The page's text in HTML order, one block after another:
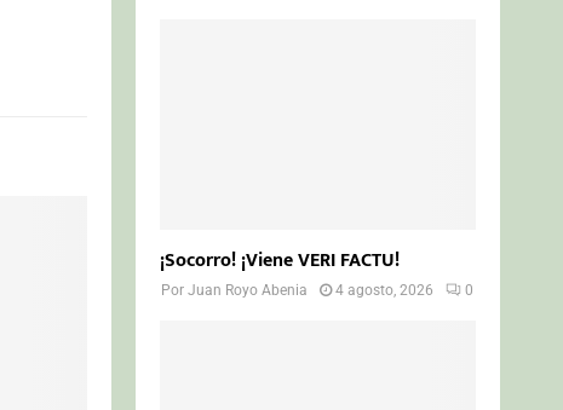
¡Socorro! ¡Viene VERI FACTU!
PorJuan Royo Abenia 4 agosto, 2026 0